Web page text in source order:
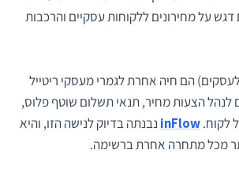
על מחירונים ללקוחות עסקיים והרכבות
הם חיה אחרת לגמרי מעסקי ריטייל
לנהל הצעות מחיר, תנאי תשלום שוטף פלוס,
לקוח.inFlow נבנתה בדיוק לנישה הזו, והיא
מכל מתחרה אחרת ברשימה.